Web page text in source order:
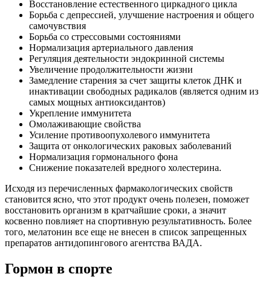
Восстановление естественного циркадного цикла
Борьба с депрессией, улучшение настроения и общего
самочувствия
Борьба со стрессовыми состояниями
Нормализация артериального давления
Регуляция деятельности эндокринной системы
Увеличение продолжительности жизни
Замедление старения за счет защиты клеток ДНК и
инактивации свободных радикалов (является одним из
самых мощных антиоксидантов)
Укрепление иммунитета
Омолаживающие свойства
Усиление противоопухолевого иммунитета
Защита от онкологических раковых заболеваний
Нормализация гормонального фона
Снижение показателей вредного холестерина.
Исходя из перечисленных фармакологических свойств
становится ясно, что этот продукт очень полезен, поможет
восстановить организм в кратчайшие сроки, а значит
косвенно повлияет на спортивную результативность. Более
того, мелатонин все еще не внесен в список запрещенных
препаратов антидопингового агентства ВАДА.
Гормон в спорте